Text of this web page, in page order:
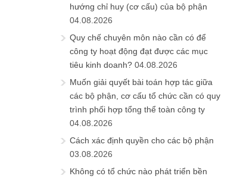
hướng chỉ huy (cơ cấu) của bộ phận
04.08.2026
Quy chế chuyên môn nào cần có để
công ty hoạt động đạt được các mục
tiêu kinh doanh? 04.08.2026
Muốn giải quyết bài toán hợp tác giữa
các bộ phận, cơ cấu tổ chức cần có quy
trình phối hợp tổng thể toàn công ty
04.08.2026
Cách xác định quyền cho các bộ phận
03.08.2026
Không có tổ chức nào phát triển bền